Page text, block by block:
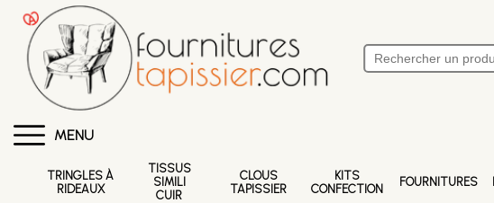
MENU
TRINGLES À
RIDEAUX
TISSUS
SIMILI
CUIR
CLOUS
TAPISSIER
KITS
CONFECTION
FOURNITURES